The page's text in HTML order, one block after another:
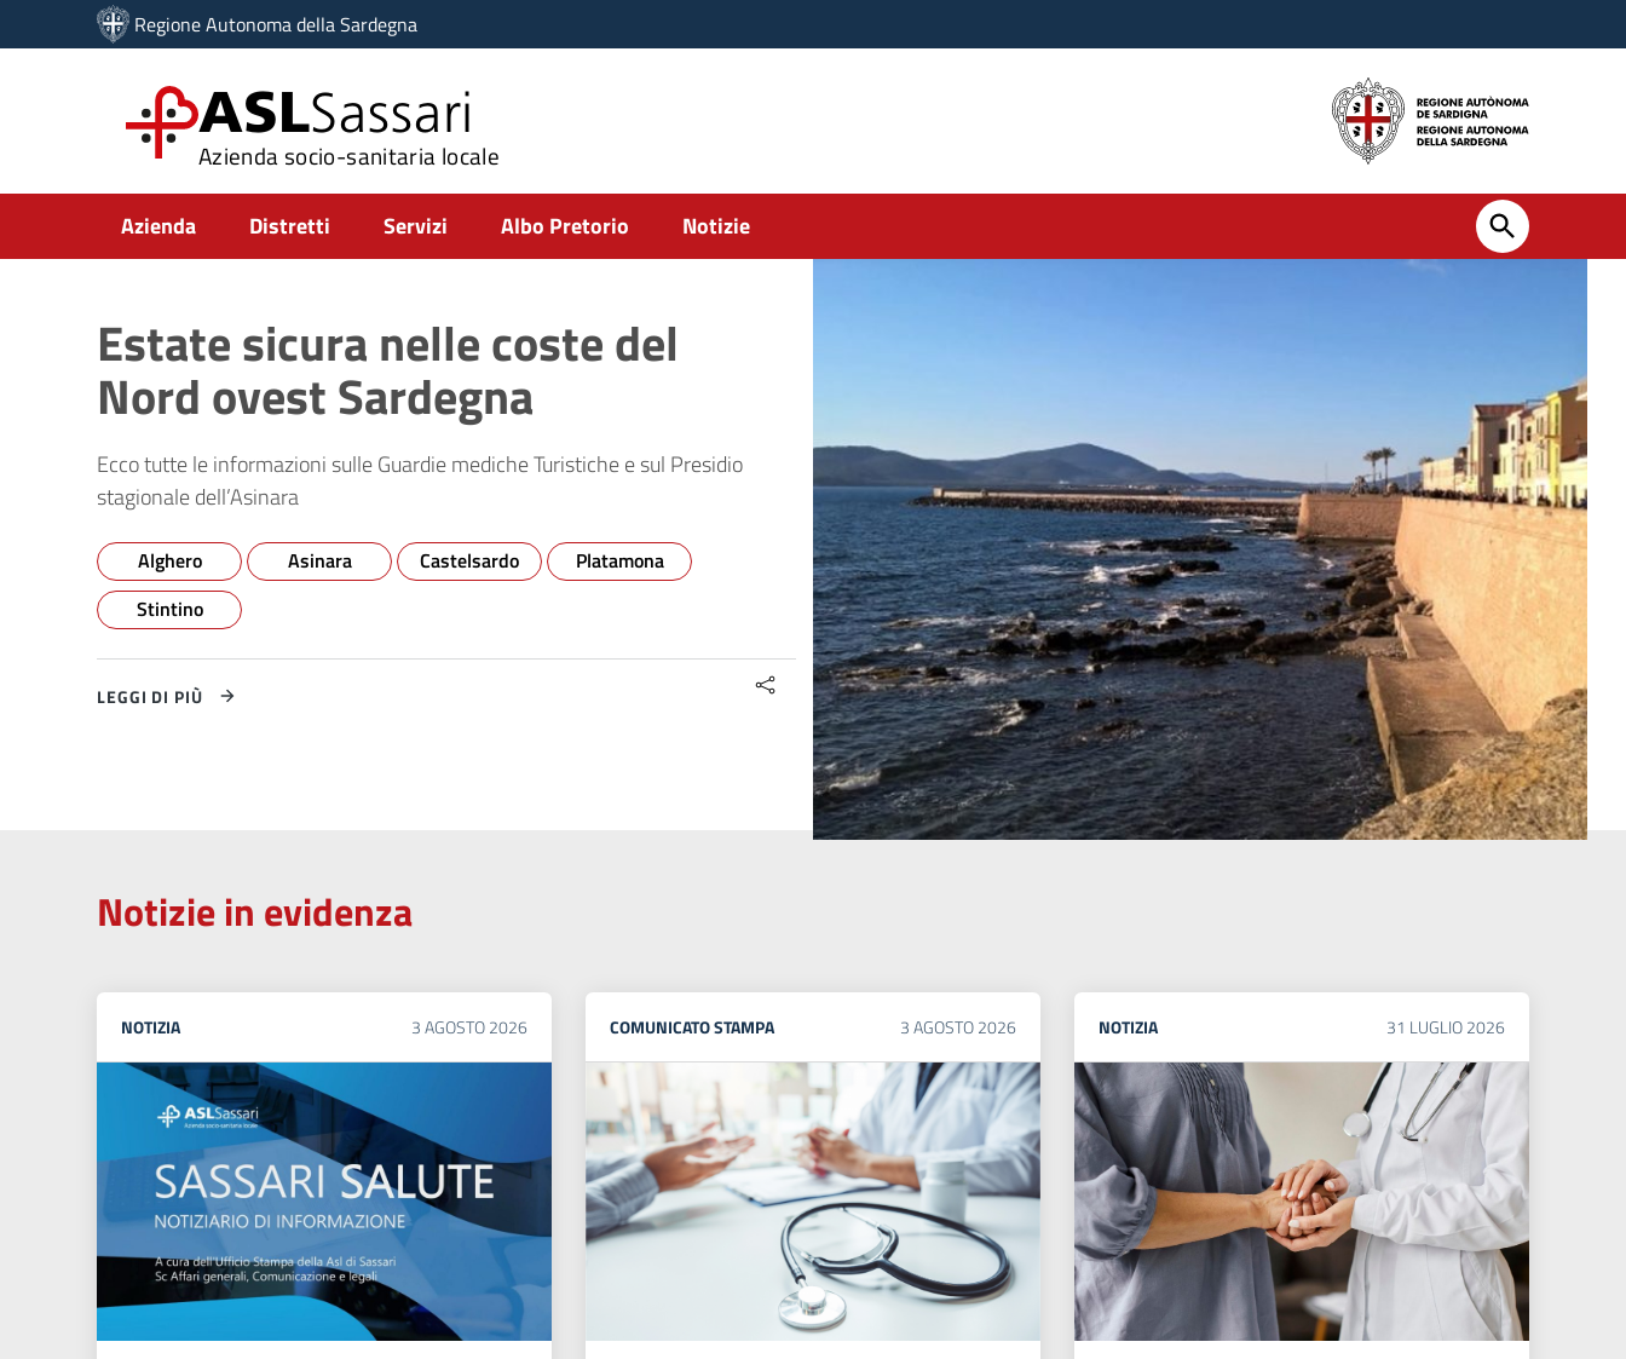
Vai ai contenuti
Vai al menu di navigazione
Regione Autonoma della Sardegna
ASLSassari
Azienda socio-sanitaria locale
Submenu
Azienda Distretti Servizi Albo Pretorio Notizie
Estate sicura nelle coste del
Nord ovest Sardegna
Ecco tutte le informazioni sulle Guardie mediche Turistiche e sul Presidio
stagionale dell’Asinara
Alghero Asinara Castelsardo
Platamona
Stintino
LEGGI DI PIÙ
Notizie in evidenza
NOTIZIA 3AGOSTO2026 COMUNICATO STAMPA 3AGOSTO2026 NOTIZIA 31 LUGLIO2026